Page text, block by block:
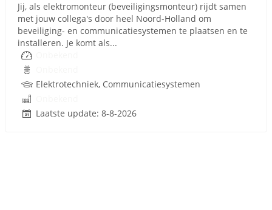
Jij, als elektromonteur (beveiligingsmonteur) rijdt samen
met jouw collega's door heel Noord-Holland om
beveiliging- en communicatiesystemen te plaatsen en te
installeren. Je komt als...
Elektrotechniek, Communicatiesystemen
Laatste update: 8-8-2026